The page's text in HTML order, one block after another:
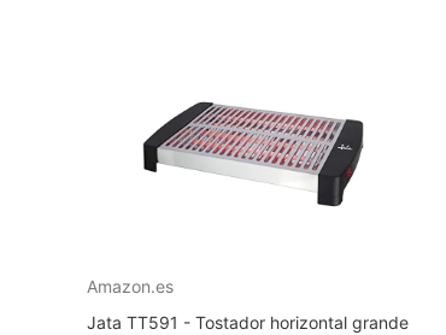
Amazon.es
Jata TT591 - Tostador horizontal grande